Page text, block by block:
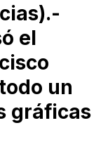
el
un
gráficas